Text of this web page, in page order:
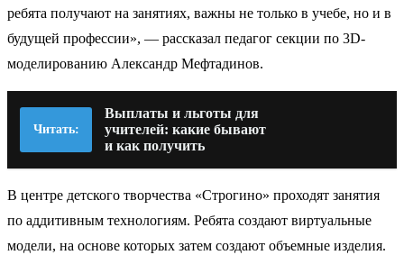
ребята получают на занятиях, важны не только в учебе, но и в
будущей профессии», — рассказал педагог секции по 3D-
моделированию Александр Мефтадинов.
Читать:
Выплаты и льготы для
учителей: какие бывают
и как получить
В центре детского творчества «Строгино» проходят занятия
по аддитивным технологиям. Ребята создают виртуальные
модели, на основе которых затем создают объемные изделия.